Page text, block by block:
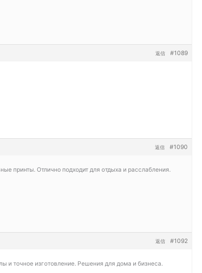
#1089
返信
#1090
返信
принты. Отлично подходит для отдыха и расслабления.
#1092
返信
и точное изготовление. Решения для дома и бизнеса.